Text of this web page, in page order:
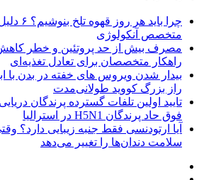
چرا باید
متخصص آنکولوژی
راهکار متخصصان برای تعادل تغذیه‌ای
بیدار شدن ویروس‌ های خفته در بدن با
راز بزرگ کووید طولانی‌مدت
تایید اولین تلفات گسترده پرندگان دریایی
فوق حاد پرندگان H5N1 در استرالیا
آیا ارتودنسی فقط جنبه زیبایی دارد؟
سلامت دندان‌ها را تغییر می‌دهد